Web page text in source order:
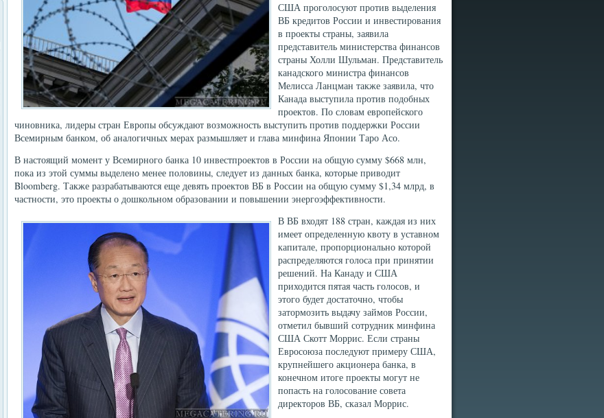
США проголосуют против выделения
ВБ кредитов России и инвестирования
в проекты страны, заявила
представитель министерства финансов
страны Холли Шульман. Представитель
канадского министра финансов
Мелисса Ланцман также заявила, что
Канада выступила против подобных
проектов. По словам европейского
чиновника, лидеры стран Европы обсуждают возможность выступить против поддержки России
Всемирным банком, об аналогичных мерах размышляет и глава минфина Японии Таро Асо.
В настоящий момент у Всемирного банка 10 инвестпроектов в России на общую сумму $668 млн,
пока из этой суммы выделено менее половины, следует из данных банка, которые приводит
Bloomberg. Также разрабатываются еще девять проектов ВБ в России на общую сумму $1,34 млрд, в
частности, это проекты о дошкольном образовании и повышении энергоэффективности.
В ВБ входят 188 стран, каждая из них
имеет определенную квоту в уставном
капитале, пропорционально которой
распределяются голоса при принятии
решений. На Канаду и США
приходится пятая часть голосов, и
этого будет достаточно, чтобы
затормозить выдачу займов России,
отметил бывший сотрудник минфина
США Скотт Моррис. Если страны
Евросоюза последуют примеру США,
крупнейшего акционера банка, в
конечном итоге проекты могут не
попасть на голосование совета
директоров ВБ, сказал Моррис.